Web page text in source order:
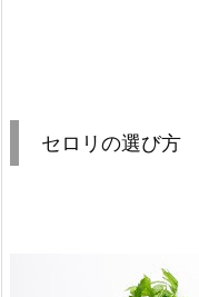
セロリの選び方